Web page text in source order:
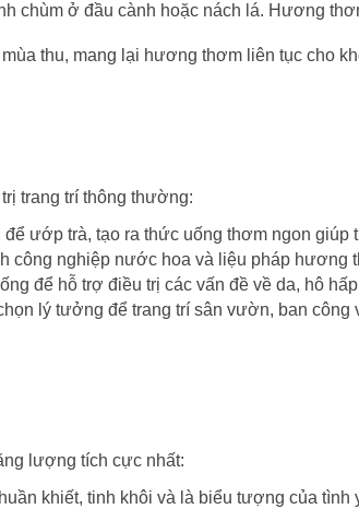
chùm ở đầu cành hoặc nách lá. Hương
thu, mang lại hương thơm liên tục cho
trang trí thông thường:
ướp trà, tạo ra thức uống thơm ngon giúp
công nghiệp nước hoa và liệu pháp hương
để hỗ trợ điều trị các vấn đề về da, hô
lý tưởng để trang trí sân vườn, ban công
lượng tích cực nhất:
khiết, tinh khôi và là biểu tượng của tình